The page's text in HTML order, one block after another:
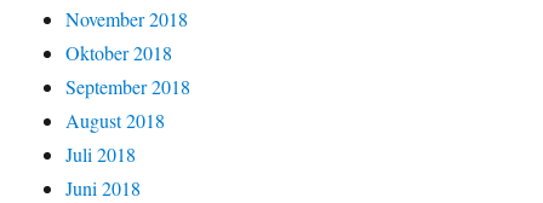
November 2018
Oktober 2018
September 2018
August 2018
Juli 2018
Juni 2018